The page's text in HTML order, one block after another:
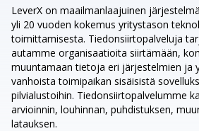
LeverX on maailmanlaajuinen
yli 20 vuoden kokemus yritystason
toimittamisesta. Tiedonsiirtopalveluja
autamme organisaatioita siirtämään,
muuntamaan tietoja eri järjestelmien ja
vanhoista toimipaikan sisäisistä
pilvialustoihin. Tiedonsiirtopalvelumme
arvioinnin, louhinnan, puhdistuksen,
latauksen.